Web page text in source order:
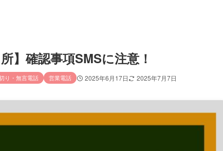
】確認事項SMSに注意！
り・無言電話 営業電話 2025年6月17日 2025年7月7日